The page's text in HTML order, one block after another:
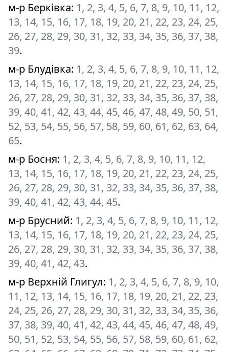
м-р Берківка: 1, 2, 3, 4, 5, 6, 7, 8, 9, 10, 11, 12,
13, 14, 15, 16, 17, 18, 19, 20, 21, 22, 23, 24, 25,
26, 27, 28, 29, 30, 31, 32, 33, 34, 35, 36, 37, 38,
39.
м-р Блудівка: 1, 2, 3, 4, 5, 6, 7, 8, 9, 10, 11, 12,
13, 14, 15, 16, 17, 18, 19, 20, 21, 22, 23, 24, 25,
26, 27, 28, 29, 30, 31, 32, 33, 34, 35, 36, 37, 38,
39, 40, 41, 42, 43, 44, 45, 46, 47, 48, 49, 50, 51,
52, 53, 54, 55, 56, 57, 58, 59, 60, 61, 62, 63, 64,
65.
м-р Босня: 1, 2, 3, 4, 5, 6, 7, 8, 9, 10, 11, 12,
13, 14, 15, 16, 17, 18, 19, 20, 21, 22, 23, 24, 25,
26, 27, 28, 29, 30, 31, 32, 33, 34, 35, 36, 37, 38,
39, 40, 41, 42, 43, 44, 45.
м-р Брусний: 1, 2, 3, 4, 5, 6, 7, 8, 9, 10, 11, 12,
13, 14, 15, 16, 17, 18, 19, 20, 21, 22, 23, 24, 25,
26, 27, 28, 29, 30, 31, 32, 33, 34, 35, 36, 37, 38,
39, 40, 41, 42, 43.
м-р Верхній Глигул: 1, 2, 3, 4, 5, 6, 7, 8, 9, 10,
11, 12, 13, 14, 15, 16, 17, 18, 19, 20, 21, 22, 23,
24, 25, 26, 27, 28, 29, 30, 31, 32, 33, 34, 35, 36,
37, 38, 39, 40, 41, 42, 43, 44, 45, 46, 47, 48, 49,
50, 51, 52, 53, 54, 55, 56, 57, 58, 59, 60, 61, 62,